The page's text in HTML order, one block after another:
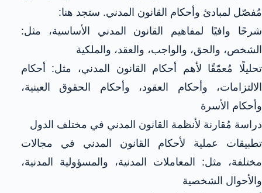
مُفصّل لمبادئ وأحكام القانون المدني. ستجد هنا:
شرحًا وافيًا لمفاهيم القانون المدني الأساسية، مثل:
الشخص، والحق، والواجب، والعقد، والملكية
تحليلًا مُعمّقًا لأهم أحكام القانون المدني، مثل: أحكام
الالتزامات، وأحكام العقود، وأحكام الحقوق العينية،
وأحكام الأسرة
دراسة مُقارنة لأنظمة القانون المدني في مختلف الدول
تطبيقات عملية لأحكام القانون المدني في مجالات
مختلفة، مثل: المعاملات المدنية، والمسؤولية المدنية،
والأحوال الشخصية